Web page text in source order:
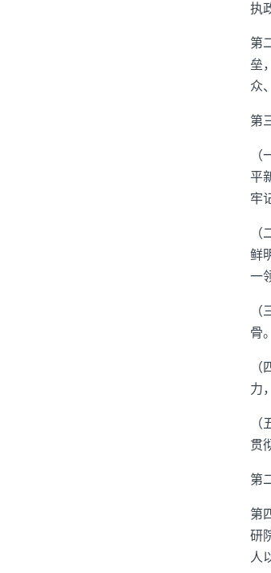
执
第
垒
众
第
平
牢
鲜
一
骨。
力
贯
第
第
研
人